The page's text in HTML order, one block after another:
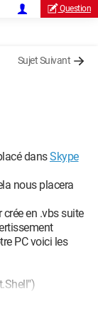
Question
Sujet Suivant
dansSkype
nous placera
en .vbs suite
PC voici les